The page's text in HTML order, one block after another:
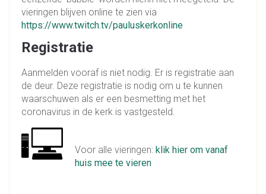
vieringen blijven online te zien via
https://www.twitch.tv/pauluskerkonline
Registratie
Aanmelden vooraf is niet nodig. Er is registratie aan
de deur. Deze registratie is nodig om u te kunnen
waarschuwen als er een besmetting met het
coronavirus in de kerk is vastgesteld.
Voor alle vieringen: klik hier om vanaf
huis mee te vieren